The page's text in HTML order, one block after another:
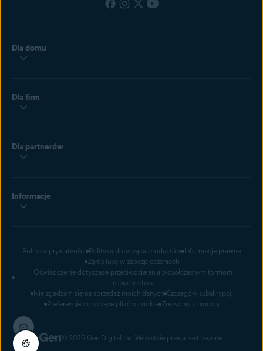
Dla domu
Dla firm
Dla partnerów
Informacje
Polityka prywatności Polityka dotycząca produktów Informacje prawne
Zgłoś lukę w zabezpieczeniach
Oświadczenie dotyczące przeciwdziałania współczesnym formom
niewolnictwa
Nie zgadzam się na sprzedaż moich danych Szczegóły subskrypcji
Preferencje dotyczące plików cookie Zrezygnuj z umowy
© 2026 Gen Digital Inc. Wszystkie prawa zastrzeżone.